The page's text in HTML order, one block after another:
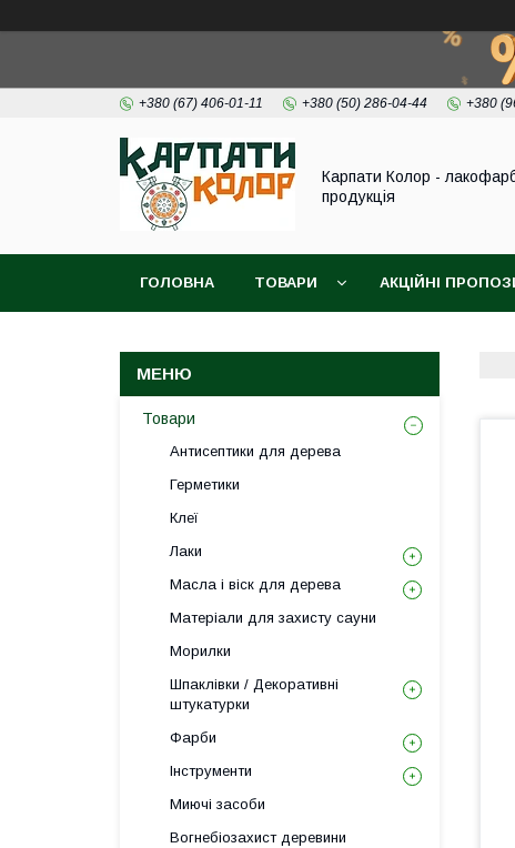
+380 (67) 406-01-11 +380 (50) 286-04-44 +380
Карпати Колор -
продукція
ГОЛОВНА ТОВАРИ АКЦІЙНІ
Товари
Антисептики для дерева
Герметики
Клеї
Лаки
Масла і віск для дерева
Матеріали для захисту сауни
Морилки
Шпаклівки / Декоративні
штукатурки
Фарби
Інструменти
Миючі засоби
Вогнебіозахист деревини